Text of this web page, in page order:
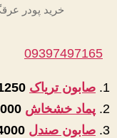
خرید پودر
09397497165
صابون تریاک
پماد خشخاش
صابون صندل